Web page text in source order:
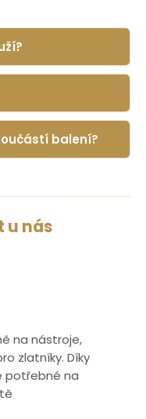
balení?
u nás
na nástroje,
zlatníky. Díky
potřebné na